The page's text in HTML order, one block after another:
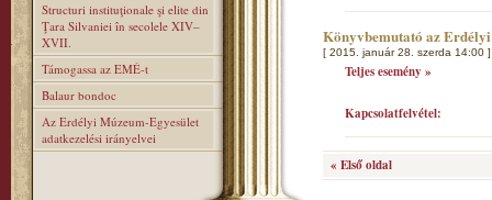
Structuri instituţionale şi elite din
Ţara Silvaniei în secolele XIV–
XVII.
Támogassa az EMÉ-t
Balaur bondoc
Az Erdélyi Múzeum-Egyesület
adatkezelési irányelvei
Könyvbemutató az
[ 2015. január 28. szerda 14:00 ]
Teljes esemény »
Kapcsolatfelvétel:
« Első oldal